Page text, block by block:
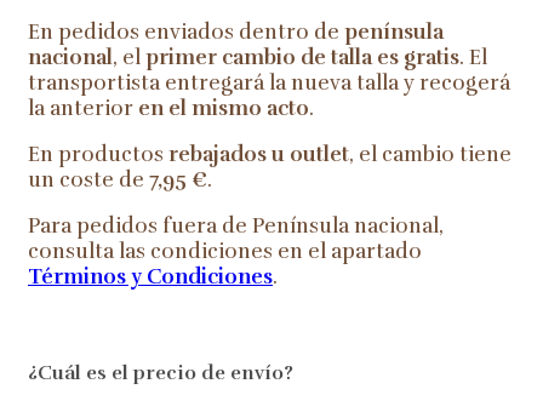
En pedidos enviados dentro de península
nacional, elprimer cambio de talla es gratis. El
transportista entregará la nueva talla y recogerá
la anterior en el mismo acto.
En productos rebajados u outlet, el cambio tiene
un coste de 7,95 €.
Para pedidos fuera de Península nacional,
consulta las condiciones en el apartado
Términos y Condiciones.
¿Cuál es el precio de envío?